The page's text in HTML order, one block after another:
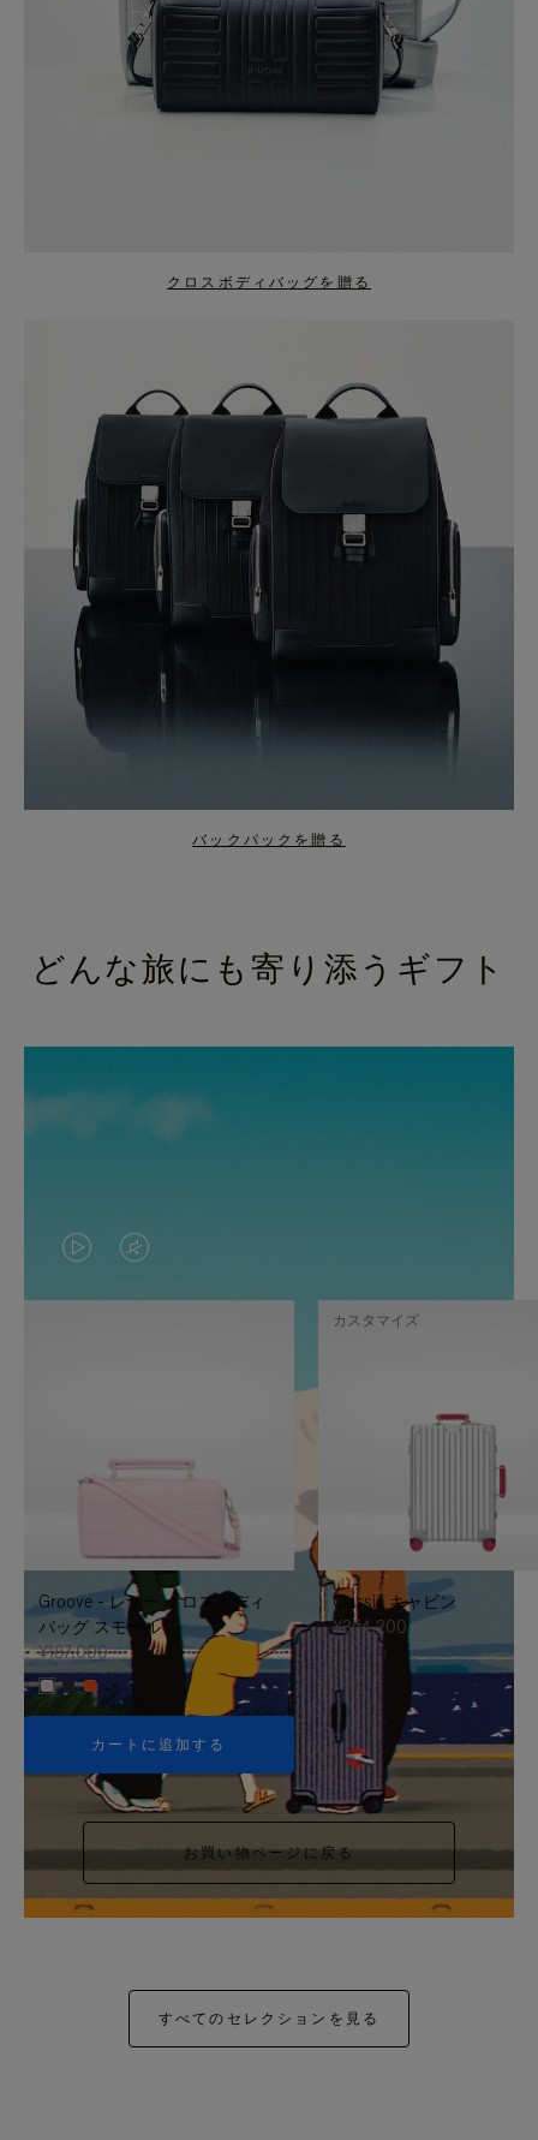
クロスボディバッグを贈る
バックパックを贈る
どんな旅にも寄り添うギフト
VIDEO
IS
TO
IT
VIDEO
IS
UNMUTE
IT
Groove - レザー クロスボディ
バッグ スモール
¥187,000
+5
カートに追加する
Classic キャビン
¥354,200
カスタマイズ
お買い物ページに戻る
すべてのセレクションを見る